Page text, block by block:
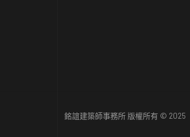
銘誼建築師事務所 版權所有 © 2025